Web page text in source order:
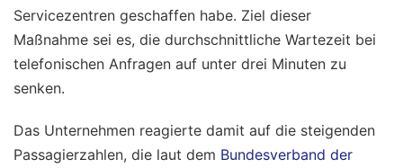
Servicezentren geschaffen habe. Ziel dieser
Maßnahme sei es, die durchschnittliche Wartezeit bei
telefonischen Anfragen auf unter drei Minuten zu
senken.
Das Unternehmen reagierte damit auf die steigenden
Passagierzahlen, die laut dem Bundesverband der